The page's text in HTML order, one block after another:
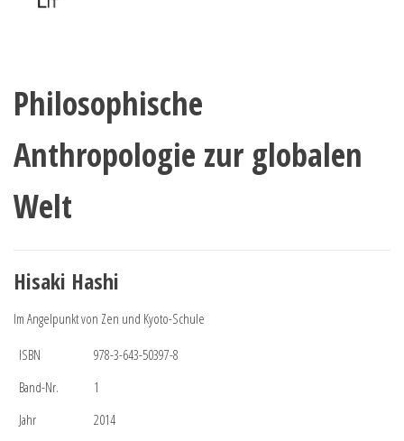
Philosophische
Anthropologie zur globalen
Welt
Hisaki Hashi
Im Angelpunkt von Zen und Kyoto-Schule
ISBN
978-3-643-50397-8
Band-Nr.
1
Jahr
2014